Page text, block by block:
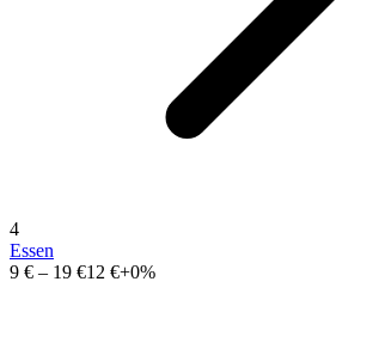
4
Essen
9 € – 19 €12 €+0%